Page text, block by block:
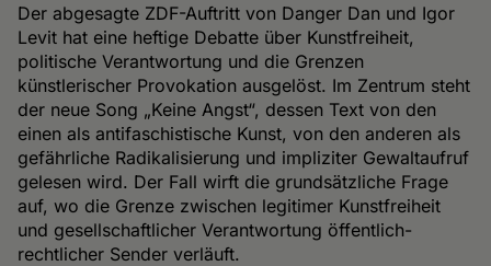
Der abgesagte ZDF-Auftritt von Danger Dan und Igor
Levit hat eine heftige Debatte über Kunstfreiheit,
politische Verantwortung und die Grenzen
künstlerischer Provokation ausgelöst. Im Zentrum steht
der neue Song „Keine Angst“, dessen Text von den
einen als antifaschistische Kunst, von den anderen als
gefährliche Radikalisierung und impliziter Gewaltaufruf
gelesen wird. Der Fall wirft die grundsätzliche Frage
auf, wo die Grenze zwischen legitimer Kunstfreiheit
und gesellschaftlicher Verantwortung öffentlich-
rechtlicher Sender verläuft.